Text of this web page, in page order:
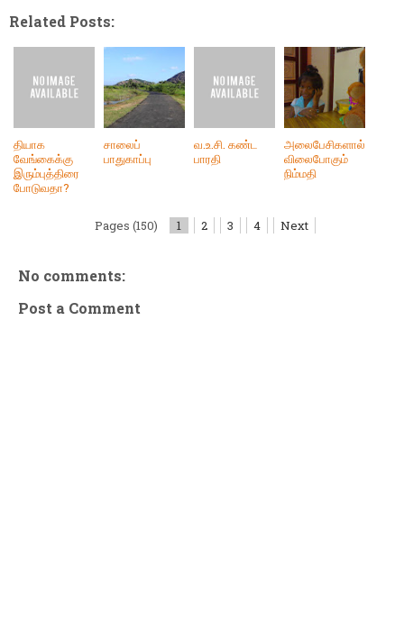
Related Posts:
தியாக
வேங்கைக்கு
இரும்புத்திரை
போடுவதா?
சாலைப்
பாதுகாப்பு
வ.உ.சி. கண்ட
பாரதி
அலைபேசிகளால்
விலைபோகும்
நிம்மதி
Pages (150) 1 2 3 4 Next
No comments:
Post a Comment